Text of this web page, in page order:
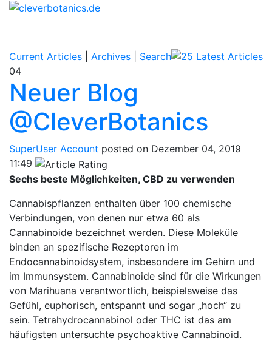
Current Articles Archives
Search
04
Neuer Blog
@CleverBotanics
SuperUser Account posted on Dezember 04, 2019
11:49
Sechs beste Möglichkeiten, CBD zu verwenden
Cannabispflanzen enthalten über 100 chemische
Verbindungen, von denen nur etwa 60 als
Cannabinoide bezeichnet werden. Diese Moleküle
binden an spezifische Rezeptoren im
Endocannabinoidsystem, insbesondere im Gehirn und
im Immunsystem. Cannabinoide sind für die Wirkungen
von Marihuana verantwortlich, beispielsweise das
Gefühl, euphorisch, entspannt und sogar „hoch“ zu
sein. Tetrahydrocannabinol oder THC ist das am
häufigsten untersuchte psychoaktive Cannabinoid.